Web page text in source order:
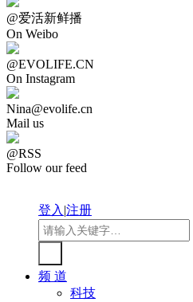
@爱活新鲜播
On Weibo
@EVOLIFE.CN
On Instagram
Nina@evolife.cn
Mail us
@RSS
Follow our feed
登入|注册
频 道
科技